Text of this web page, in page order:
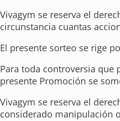
Vivagym se reserva el
circunstancia cuantas
El presente sorteo se rige
Para toda controversia que
presente Promoción se
Vivagym se reserva el
considerado manipulación